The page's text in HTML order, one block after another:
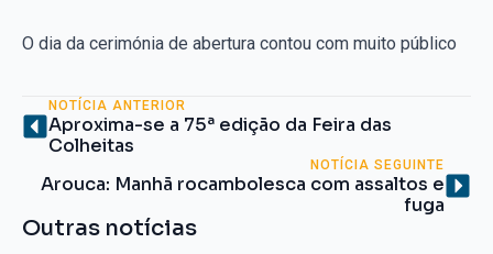
O dia da cerimónia de abertura contou com muito público
NOTÍCIA ANTERIOR
Aproxima-se a 75ª edição da Feira das
Colheitas
NOTÍCIA SEGUINTE
Arouca: Manhã rocambolesca com assaltos e
fuga
Outras notícias